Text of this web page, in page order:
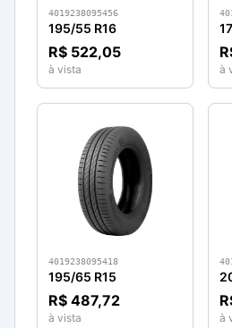
4019238095456
195/55 R16
R$ 522,05
à vista à
4019238095418
195/65 R15
R$ 487,72
à vista à